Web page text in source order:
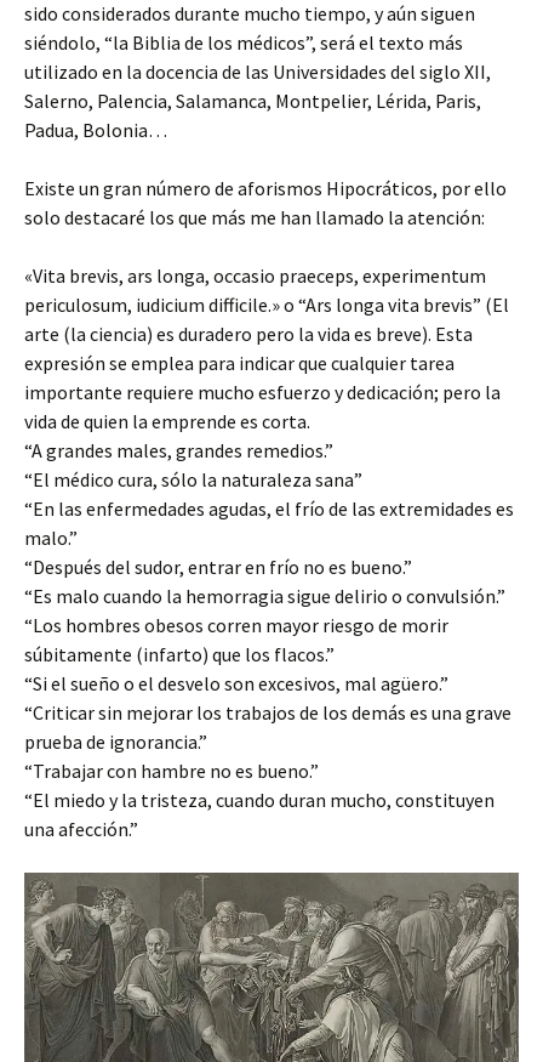
sido considerados durante mucho tiempo, y aún siguen
siéndolo, “la Biblia de los médicos”, será el texto más
utilizado en la docencia de las Universidades del siglo XII,
Salerno, Palencia, Salamanca, Montpelier, Lérida, Paris,
Padua, Bolonia…
Existe un gran número de aforismos Hipocráticos, por ello
solo destacaré los que más me han llamado la atención:
«Vita brevis, ars longa, occasio praeceps, experimentum
periculosum, iudicium difficile.» o “Ars longa vita brevis” (El
arte (la ciencia) es duradero pero la vida es breve). Esta
expresión se emplea para indicar que cualquier tarea
importante requiere mucho esfuerzo y dedicación; pero la
vida de quien la emprende es corta.
“A grandes males, grandes remedios.”
“El médico cura, sólo la naturaleza sana”
“En las enfermedades agudas, el frío de las extremidades es
malo.”
“Después del sudor, entrar en frío no es bueno.”
“Es malo cuando la hemorragia sigue delirio o convulsión.”
“Los hombres obesos corren mayor riesgo de morir
súbitamente (infarto) que los flacos.”
“Si el sueño o el desvelo son excesivos, mal agüero.”
“Criticar sin mejorar los trabajos de los demás es una grave
prueba de ignorancia.”
“Trabajar con hambre no es bueno.”
“El miedo y la tristeza, cuando duran mucho, constituyen
una afección.”